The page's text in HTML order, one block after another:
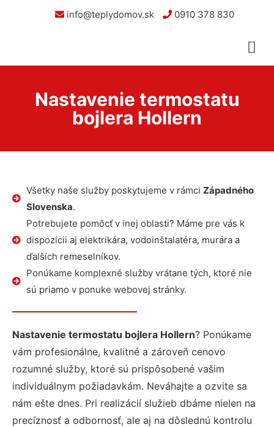
info@teplydomov.sk 0910 378 830
Nastavenie termostatu
bojlera Hollern
Všetky naše služby poskytujeme v rámci Západného
Slovenska.
Potrebujete pomôcť v inej oblasti? Máme pre vás k
dispozícii aj elektrikára, vodoinštalatéra, murára a
ďalších remeselníkov.
Ponúkame komplexné služby vrátane tých, ktoré nie
sú priamo v ponuke webovej stránky.
Nastavenie termostatu bojlera Hollern? Ponúkame
vám profesionálne, kvalitné a zároveň cenovo
rozumné služby, ktoré sú prispôsobené vašim
individuálnym požiadavkám. Neváhajte a ozvite sa
nám ešte dnes. Pri realizácií služieb dbáme nielen na
precíznosť a odbornosť, ale aj na dôslednú kontrolu